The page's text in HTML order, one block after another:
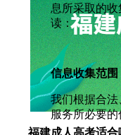
息所采取的
读：
信息收集范围
我们根据合
服务所必要